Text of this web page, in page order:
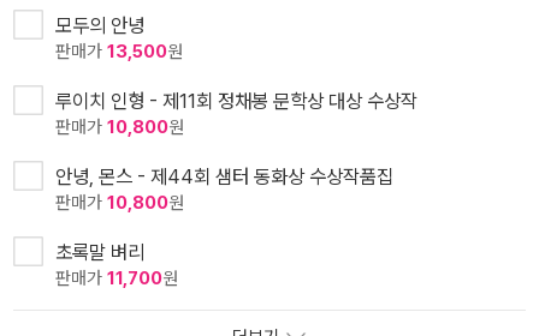
모두의 안녕
판매가 13,500원
루이치 인형 - 제11회 정채봉 문학상 대상 수상작
판매가 10,800원
안녕, 몬스 - 제44회 샘터 동화상 수상작품집
판매가 10,800원
초록말 벼리
판매가 11,700원